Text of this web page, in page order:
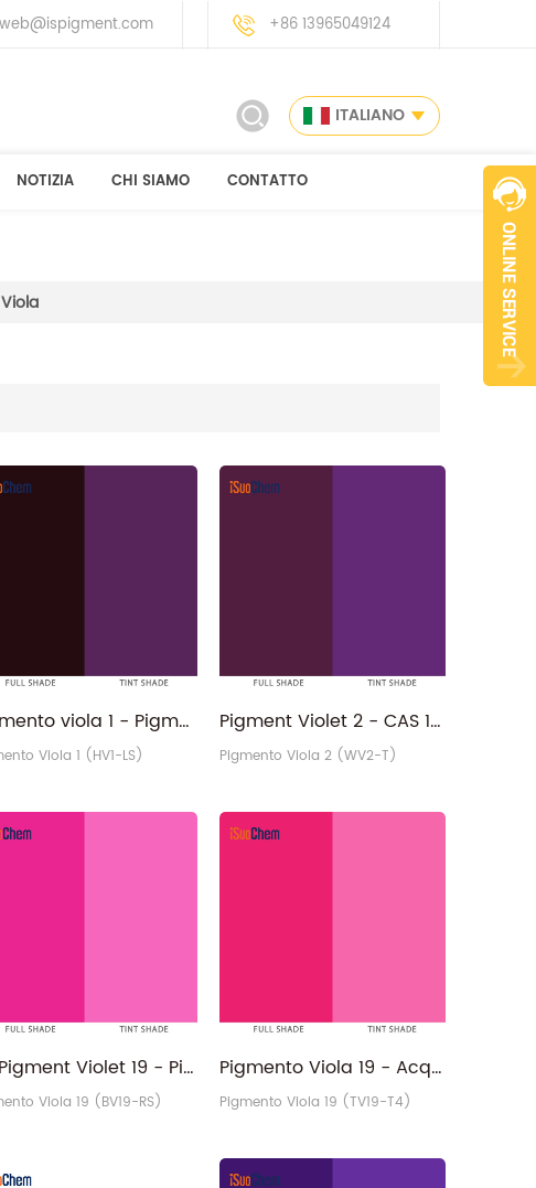
web@ispigment.com +86 13965049124
ITALIANO
NOTIZIA CHI SIAMO CONTATTO
Pigmento viola 1 - Pigmento organico P.V.1 Fast Rose Lake di CAS 1326-03-0
Viola 1 (HV1-LS)
Pigment Violet 2 - CAS 1326-04-1 Toner resistente alla luce Produttore di pigmenti PV2
Pigmento Viola 2 (WV2-T)
C.I.Pigment Violet 19 - Pigmento viola chinacridone tonalità rossastra PV19
Viola 19 (BV19-RS)
Pigmento Viola 19 - Acquista dal fornitore di pigmenti organici PV19 resistenti alla luce
Pigmento Viola 19 (TV19-T4)